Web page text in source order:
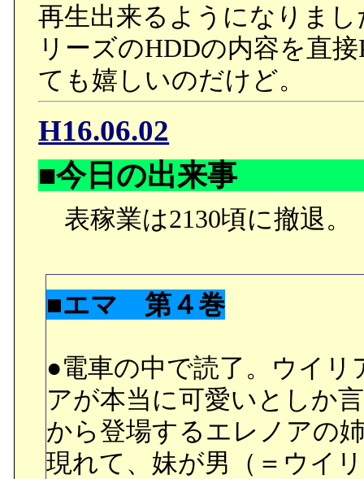
再生出来るようになりま
リーズのHDDの内容を直
ても嬉しいのだけど。
H16.06.02
■今日の出来事
表稼業は2130頃に撤退。
■エマ 第４巻
●電車の中で読了。ウイ
アが本当に可愛いとしか
から登場するエレノアの
現れて、妹が男（＝ウイ